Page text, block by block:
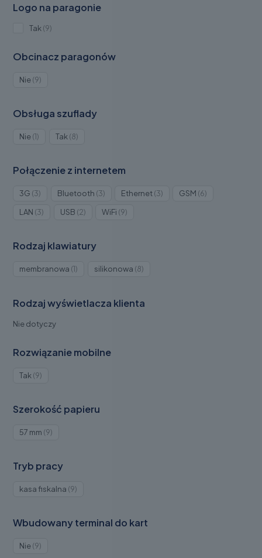
Logo na paragonie
Tak 9Produkty
Obcinacz paragonów
Nie 9Produkty
Obsługa szuflady
Nie 1Produkt
Tak 8Produkty
Połączenie z internetem
3G 3ProduktyBluetooth 3ProduktyEthernet 3Produkty
GSM 6Produkty
LAN 3Produkty
USB 2Produkty
WiFi 9Produkty
Rodzaj klawiatury
membranowa 1Produktsilikonowa 8Produkty
Rodzaj wyświetlacza klienta
Nie dotyczy
Rozwiązanie mobilne
Tak 9Produkty
Szerokość papieru
57 mm 9Produkty
Tryb pracy
kasa fiskalna 9Produkty
Wbudowany terminal do kart
Nie 9Produkty